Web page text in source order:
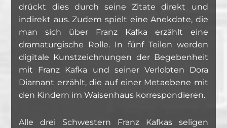
drückt dies durch seine Zitate direkt und
indirekt aus. Zudem spielt eine Anekdote, die
man sich über Franz Kafka erzählt eine
dramaturgische Rolle. In fünf Teilen werden
digitale Kunstzeichnungen der Begebenheit
mit Franz Kafka und seiner Verlobten Dora
Diarnant erzählt, die auf einer Metaebene mit
den Kindern im Waisenhaus korrespondieren.
Alle drei Schwestern Franz Kafkas seligen